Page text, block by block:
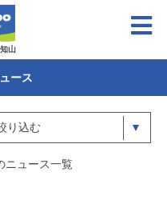
山
ース
り込む
ニュース一覧